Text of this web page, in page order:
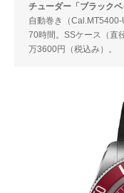
チューダー「ブラック
自動巻き（
70時間。SSケース（直
万3600円（税込み）。